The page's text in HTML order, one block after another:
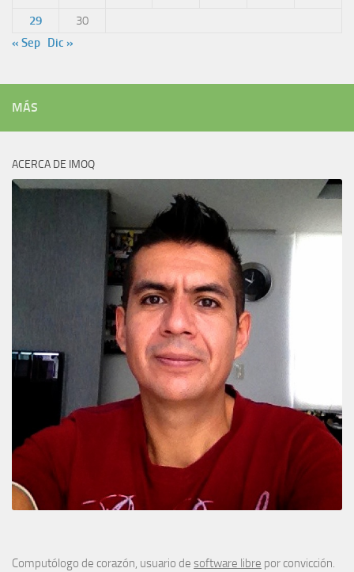
29
30
« Sep Dic »
MÁS
ACERCA DE IMOQ
Computólogo de corazón, usuario de software libre por convicción.